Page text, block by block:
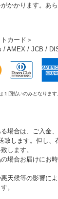
かかります。あ
カード＞
/ AMEX / JCB /
回払いのみとなります
場合は、ご入金
致します。但し、
します。
場合お届けにお
天候等の影響に
。